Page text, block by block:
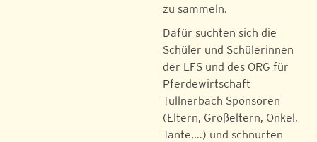
zu sammeln.
Dafür suchten sich die
Schüler und Schülerinnen
der LFS und des ORG für
Pferdewirtschaft
Tullnerbach Sponsoren
(Eltern, Großeltern, Onkel,
Tante,…) und schnürten